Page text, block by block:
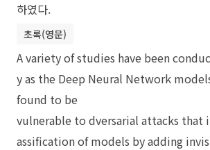
하였다.
초록(영문)
A variety of studies have been
y as the Deep Neural Network
found to be
vulnerable to dversarial attacks that
assification of models by adding